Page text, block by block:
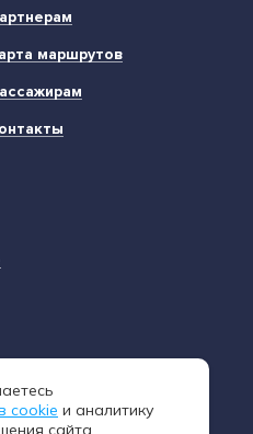
маршрутов
65-54
cookie и аналитику
сайта.